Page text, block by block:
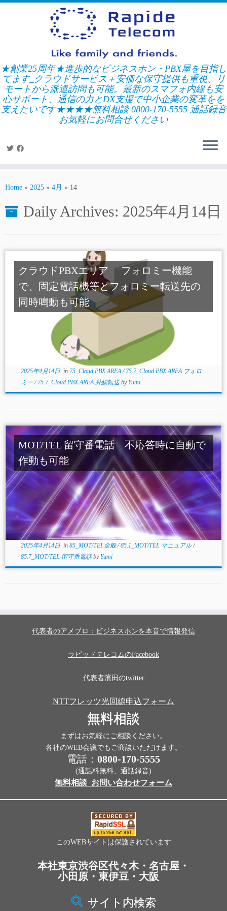
Skip
★創業25周年★進歩的なビジネスホン・PBX屋を目指し
てます_クラウドサービス＋安価な保守提供も重視、リ
モートから派遣訪問も可能。最新のスマフォ内線も安
心サポート、通信の力とDX支援で中小企業の変革をを
支えたいです★★★★無料相談 0800-170-5555 通話録音
お気軽にお問合せください
Home » 2025 » 4月 » 14
Daily Archives: 2025年4月14日
クラウドPBXエリア フォロミー機能
で、固定電話機等とフォロミー転送先の
同時鳴動も可能
2025年4月14日in 75_Cloud PBX AREA/ 75.7_Cloud PBX AREA フォロ
ミー/ 75.7_Cloud PBX AREA 外線転送 byYumi
MOT/TEL 留守番電話 不応答時に自動で
作動も可能
2025年4月14日in 85_MOT/TEL全般/85.1_MOT/TEL マニュアル/
85.7_MOT/TEL 留守番電話byYumi
代表者のアメブロ：ビジネスホンを本音で情報発信
ラピッドテレコムのFacebook
代表者濱田のtwitter
NTTフレッツ光回線申込フォーム
無料相談
まずはお気軽にご相談ください。
各社のWEB会議でもご商談いただけます。
電話： 0800-170-5555
(通話料無料、通話録音)
無料相談_お問い合わせフォーム
このWEBサイトは保護されています
本社東京渋谷区代々木・名古屋・
小田原・東伊豆・大阪
サイト内検索